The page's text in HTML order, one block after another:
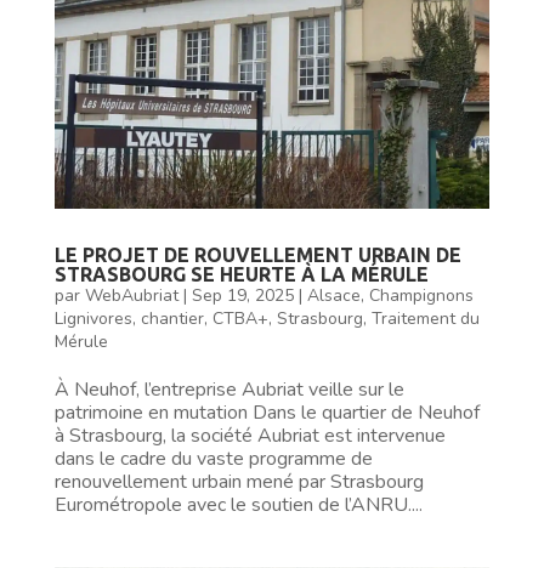
LE PROJET DE ROUVELLEMENT URBAIN DE
STRASBOURG SE HEURTE À LA MÉRULE
par WebAubriat| Sep 19, 2025| Alsace, Champignons
Lignivores, chantier, CTBA+, Strasbourg, Traitement du
Mérule
À Neuhof, l’entreprise Aubriat veille sur le
patrimoine en mutation Dans le quartier de Neuhof
à Strasbourg, la société Aubriat est intervenue
dans le cadre du vaste programme de
renouvellement urbain mené par Strasbourg
Eurométropole avec le soutien de l’ANRU....